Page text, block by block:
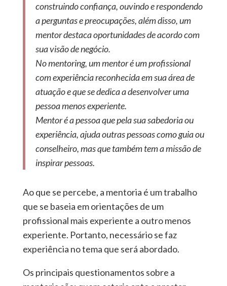
construindo confiança, ouvindo e respondendo
a perguntas e preocupações, além disso, um
mentor destaca oportunidades de acordo com
sua visão de negócio.
No mentoring, um mentor é um profissional
com experiência reconhecida em sua área de
atuação e que se dedica a desenvolver uma
pessoa menos experiente.
Mentor é a pessoa que pela sua sabedoria ou
experiência, ajuda outras pessoas como guia ou
conselheiro, mas que também tem a missão de
inspirar pessoas.
Ao que se percebe, a mentoria é um trabalho
que se baseia em orientações de um
profissional mais experiente a outro menos
experiente. Portanto, necessário se faz
experiência no tema que será abordado.
Os principais questionamentos sobre a